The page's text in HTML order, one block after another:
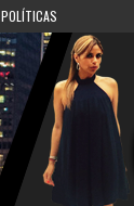
POLÍTICAS